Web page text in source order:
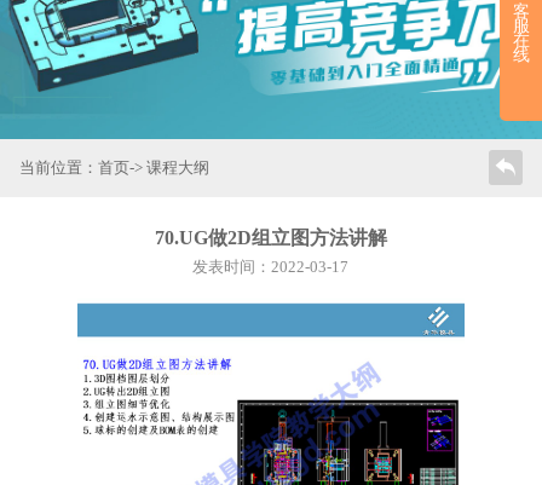
当前位置： 首页-> 课程大纲
70.UG做2D组立图方法讲解
发表时间：2022-03-17
客
服
在
线